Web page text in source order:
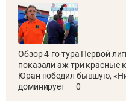
Обзор 4-го тура Первой
показали аж три красные
Юран победил бывшую,
доминирует
0